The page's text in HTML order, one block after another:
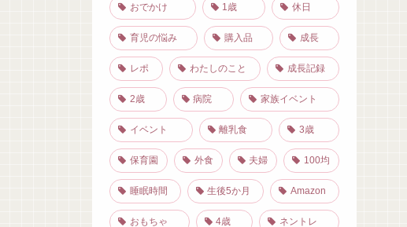
おでかけ 1歳 休日
育児の悩み 購入品 成長
レポ わたしのこと 成長記録
2歳 病院 家族イベント
イベント 離乳食 3歳
保育園 外食 夫婦 100均
睡眠時間 生後5か月 Amazon
おもちゃ 4歳 ネントレ